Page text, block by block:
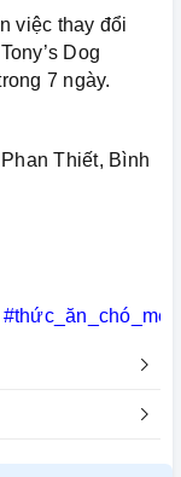
việc thay đổi
Dog
7 ngày.
Thiết, Bình
#thức_ăn_chó_mèo